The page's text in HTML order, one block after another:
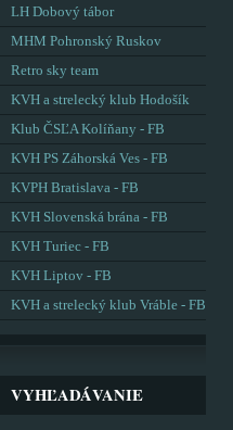
LH Dobový tábor
MHM Pohronský Ruskov
Retro sky team
KVH a strelecký klub Hodošík
Klub ČSĽA Kolíňany - FB
KVH PS Záhorská Ves - FB
KVPH Bratislava - FB
KVH Slovenská brána - FB
KVH Turiec - FB
KVH Liptov - FB
KVH a strelecký klub Vráble - FB
VYHĽADÁVANIE